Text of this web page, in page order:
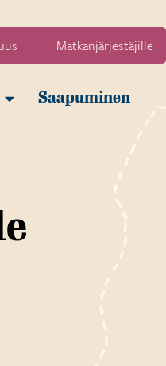
Matkanjärjestäjille
Saapuminen